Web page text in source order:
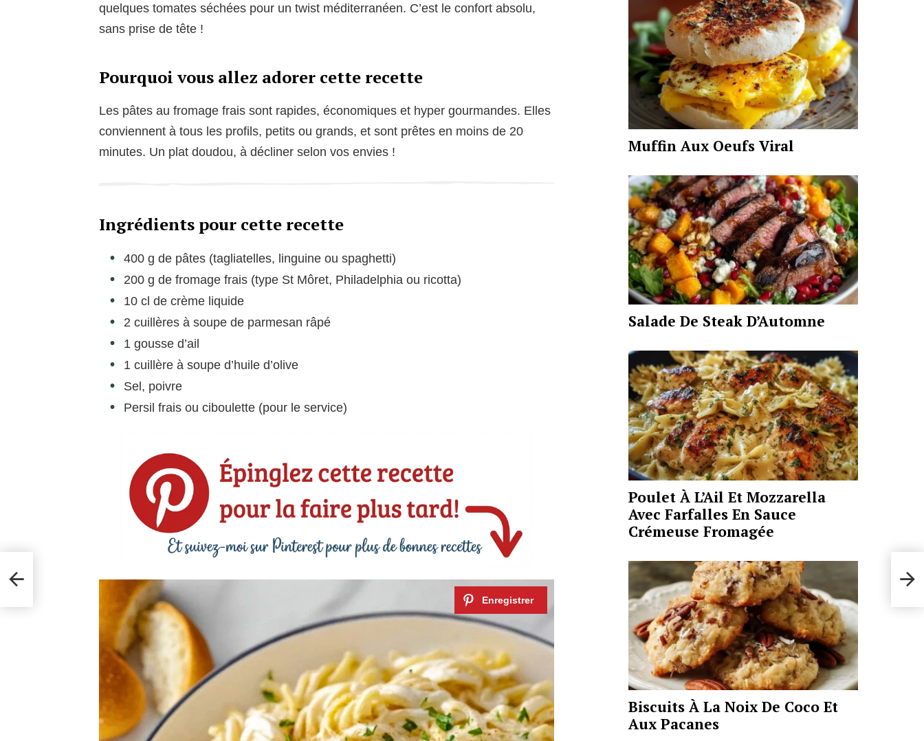
quelques tomates séchées pour un twist méditerranéen. C’est le confort absolu,
sans prise de tête !
Pourquoi vous allez adorer cette recette
Les pâtes au fromage frais sont rapides, économiques et hyper gourmandes. Elles
conviennent à tous les profils, petits ou grands, et sont prêtes en moins de 20
minutes. Un plat doudou, à décliner selon vos envies !
Ingrédients pour cette recette
400 g de pâtes (tagliatelles, linguine ou spaghetti)
200 g de fromage frais (type St Môret, Philadelphia ou ricotta)
10 cl de crème liquide
2 cuillères à soupe de parmesan râpé
1 gousse d’ail
1 cuillère à soupe d’huile d’olive
Sel, poivre
Persil frais ou ciboulette (pour le service)
Muffin Aux Oeufs Viral
Salade De Steak D’Automne
Poulet À L’Ail Et Mozzarella
Avec Farfalles En Sauce
Crémeuse Fromagée
Biscuits À La Noix De Coco Et
Aux Pacanes